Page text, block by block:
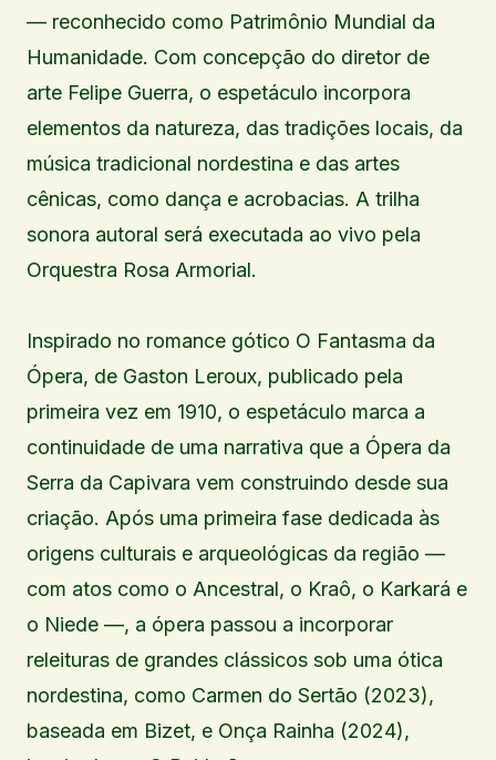
— reconhecido como Patrimônio Mundial da
Humanidade. Com concepção do diretor de
arte Felipe Guerra, o espetáculo incorpora
elementos da natureza, das tradições locais, da
música tradicional nordestina e das artes
cênicas, como dança e acrobacias. A trilha
sonora autoral será executada ao vivo pela
Orquestra Rosa Armorial.
Inspirado no romance gótico O Fantasma da
Ópera, de Gaston Leroux, publicado pela
primeira vez em 1910, o espetáculo marca a
continuidade de uma narrativa que a Ópera da
Serra da Capivara vem construindo desde sua
criação. Após uma primeira fase dedicada às
origens culturais e arqueológicas da região —
com atos como o Ancestral, o Kraô, o Karkará e
o Niede —, a ópera passou a incorporar
releituras de grandes clássicos sob uma ótica
nordestina, como Carmen do Sertão (2023),
baseada em Bizet, e Onça Rainha (2024),